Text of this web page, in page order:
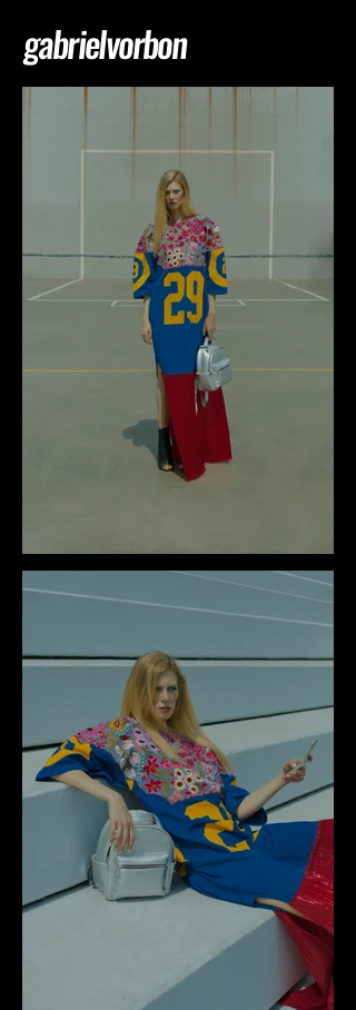
gabrielvorbon